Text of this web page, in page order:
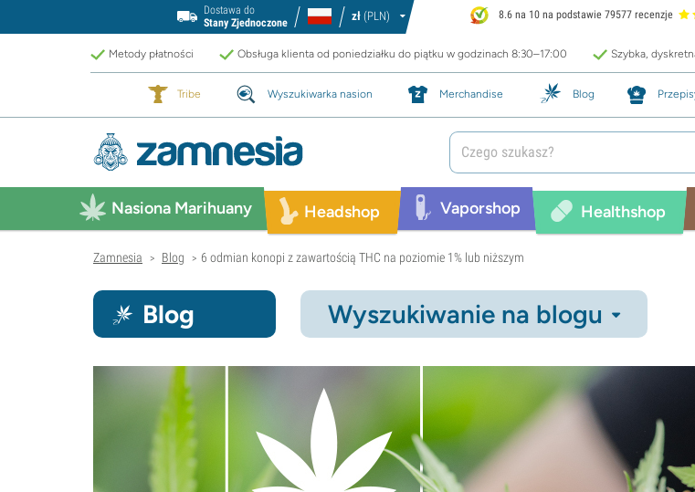
Dostawa do
Stany Zjednoczone
zł (PLN) 8.6 na 10 na podstawie 79577 recenzje
Metody płatności Obsługa klienta od poniedziałku do piątku w godzinach 8:30–17:00 Szybka,
Tribe Wyszukiwarka nasion Merchandise Blog
Nasiona Marihuany Headshop Vaporshop Healthshop
Zamnesia > Blog > 6 odmian konopi z zawartością THC na poziomie 1% lub niższym
Blog Wyszukiwanie na blogu